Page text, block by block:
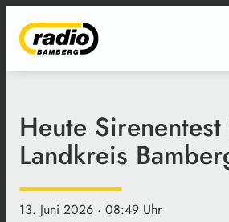
Heute
Landkreis
13. Juni 2026 · 08:49 Uhr